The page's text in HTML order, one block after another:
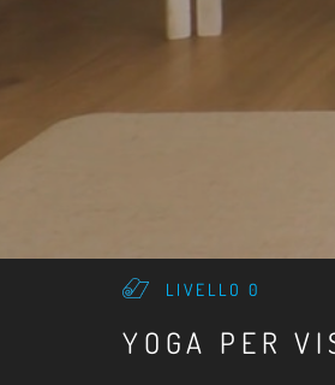
LIVELLO 0
YOGA PER